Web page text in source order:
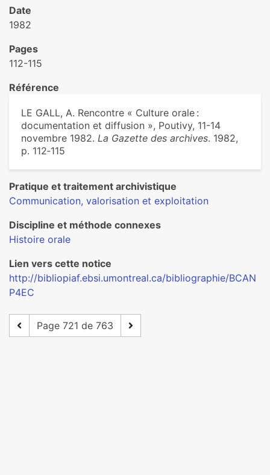
Date
1982
Pages
112-115
Référence
LE GALL, A. Rencontre « Culture orale :
documentation et diffusion », Poutivy, 11-14
novembre 1982. La Gazette des archives. 1982,
p. 112‑115
Pratique et traitement archivistique
Communication, valorisation et exploitation
Discipline et méthode connexes
Histoire orale
Lien vers cette notice
http://bibliopiaf.ebsi.umontreal.ca/bibliographie/BCAN
P4EC
Page 721 de 763